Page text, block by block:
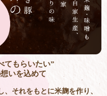
てもらいたい”
いを込めて
それをもとに米麹を作り、